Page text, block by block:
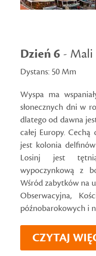
Dzień 6 - Mali
Dystans: 50 Mm
Wyspa ma
słonecznych dni w
dlatego od dawna
całej Europy.
jest kolonia
Losinj jest
wypoczynkową z
Wśród zabytków na
Obserwacyjna,
późnobarokowych i
CZYTAJ